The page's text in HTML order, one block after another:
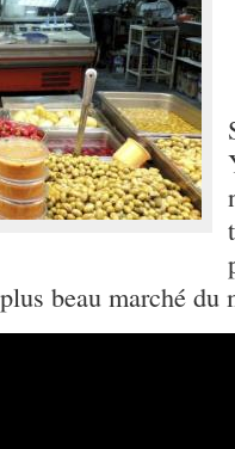
beau marché du